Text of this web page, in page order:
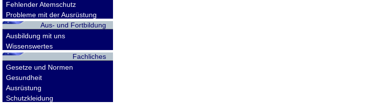
Fehlender Atemschutz
Probleme mit der Ausrüstung
Aus- und Fortbildung
Ausbildung mit uns
Wissenswertes
Fachliches
Gesetze und Normen
Gesundheit
Ausrüstung
Schutzkleidung